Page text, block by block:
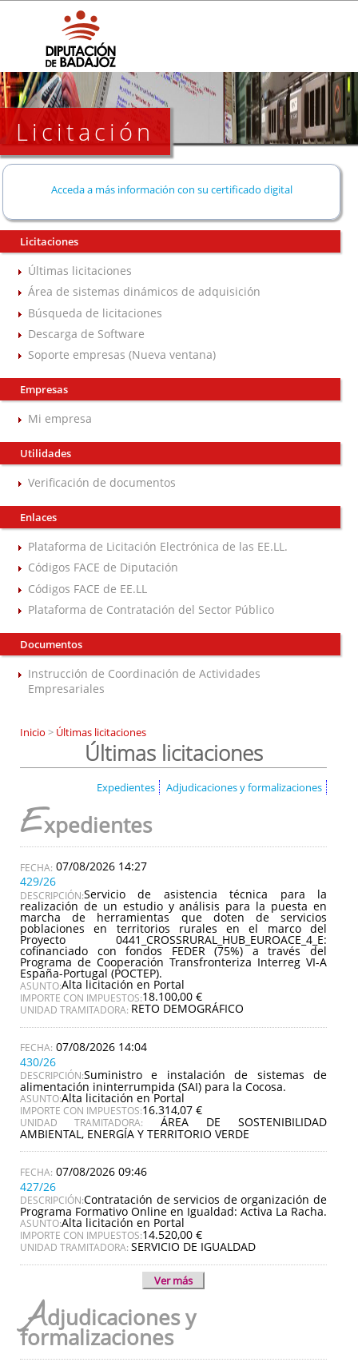
Licitación
Acceda a más información con su certificado digital
Licitaciones
Últimas licitaciones
Área de sistemas dinámicos de adquisición
Búsqueda de licitaciones
Descarga de Software
Soporte empresas (Nueva ventana)
Empresas
Mi empresa
Utilidades
Verificación de documentos
Enlaces
Plataforma de Licitación Electrónica de las EE.LL.
Códigos FACE de Diputación
Códigos FACE de EE.LL
Plataforma de Contratación del Sector Público
Documentos
Instrucción de Coordinación de Actividades
Empresariales
Inicio > Últimas licitaciones
Últimas licitaciones
Expedientes Adjudicaciones y formalizaciones
Expedientes
07/08/2026 14:27
429/26
DESCRIPCIÓN:Servicio de asistencia técnica para la
realización de un estudio y análisis para la puesta en
marcha de herramientas que doten de servicios
poblaciones en territorios rurales en el marco del
Proyecto 0441_CROSSRURAL_HUB_EUROACE_4_E:
cofinanciado con fondos FEDER (75%) a través del
Programa de Cooperación Transfronteriza Interreg VI-A
España-Portugal (POCTEP).
ASUNTO:Alta licitación en Portal
IMPORTE CON IMPUESTOS:18.100,00 €
UNIDAD TRAMITADORA: RETO DEMOGRÁFICO
07/08/2026 14:04
430/26
DESCRIPCIÓN:Suministro e instalación de sistemas de
alimentación ininterrumpida (SAI) para la Cocosa.
ASUNTO:Alta licitación en Portal
IMPORTE CON IMPUESTOS:16.314,07 €
UNIDAD TRAMITADORA: ÁREA DE SOSTENIBILIDAD
AMBIENTAL, ENERGÍA Y TERRITORIO VERDE
07/08/2026 09:46
427/26
DESCRIPCIÓN:Contratación de servicios de organización de
Programa Formativo Online en Igualdad: Activa La Racha.
ASUNTO:Alta licitación en Portal
IMPORTE CON IMPUESTOS:14.520,00 €
UNIDAD TRAMITADORA: SERVICIO DE IGUALDAD
Ver más
Adjudicaciones y
formalizaciones